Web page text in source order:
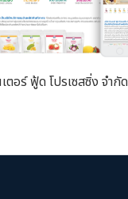
อร์ ฟู้ด โปรเซสซิ่ง จำกัด